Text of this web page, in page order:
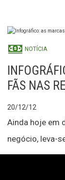
NOTÍCIA
FÃS NAS
20/12/12
Ainda hoje em
negócio, leva-